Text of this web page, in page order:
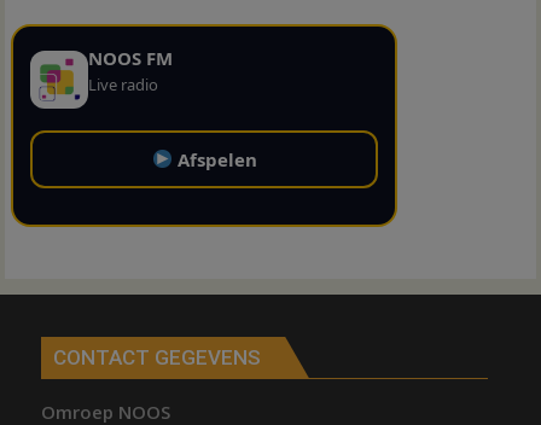
NOOS FM
Live radio
Afspelen
CONTACT GEGEVENS
Omroep NOOS